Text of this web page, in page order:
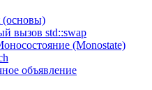
(основы)
вызов std::swap
(Monostate)
объявление